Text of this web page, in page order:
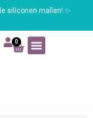
siliconen mallen! ✨
0